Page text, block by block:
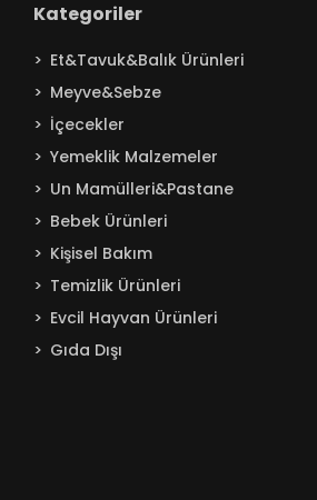
Baby Turco
Badem
Bağdat
Bebelac
Beta
Beyaz
BEYPAZARI
Bingo
Kategoriler
Et&Tavuk&Balık Ürünleri
Meyve&Sebze
İçecekler
Yemeklik Malzemeler
Un Mamülleri&Pastane
Bebek Ürünleri
Kişisel Bakım
Temizlik Ürünleri
Evcil Hayvan Ürünleri
Gıda Dışı